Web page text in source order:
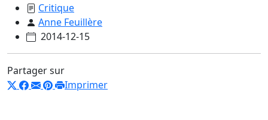
Critique
Anne Feuillère
2014-12-15
Partager sur
Imprimer